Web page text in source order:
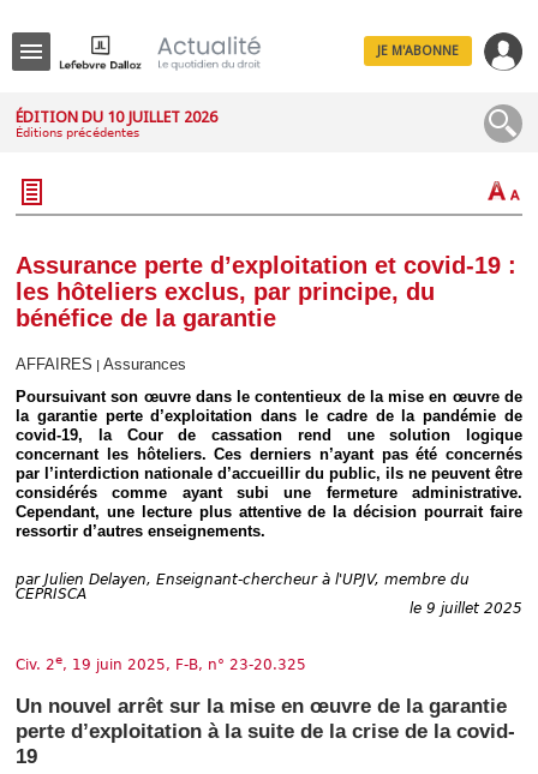
IT
JE M'ABONNE
ÉDITION DU 10 JUILLET 2026
Éditions précédentes
Assurance perte d’exploitation et covid-19 :
les hôteliers exclus, par principe, du
bénéfice de la garantie
AFFAIRES
Assurances
Poursuivant son œuvre dans le contentieux de la mise en œuvre de
la garantie perte d’exploitation dans le cadre de la pandémie de
covid-19, la Cour de cassation rend une solution logique
concernant les hôteliers. Ces derniers n’ayant pas été concernés
par l’interdiction nationale d’accueillir du public, ils ne peuvent être
considérés comme ayant subi une fermeture administrative.
Cependant, une lecture plus attentive de la décision pourrait faire
ressortir d’autres enseignements.
par Julien Delayen, Enseignant-chercheur à l'UPJV, membre du
CEPRISCA
le 9 juillet 2025
Civ. 2e, 19 juin 2025, F-B, n° 23-20.325
Un nouvel arrêt sur la mise en œuvre de la garantie
perte d’exploitation à la suite de la crise de la covid-
19